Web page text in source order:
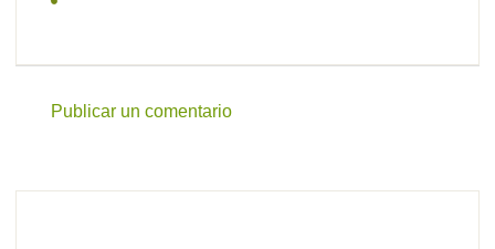
Publicar un comentario